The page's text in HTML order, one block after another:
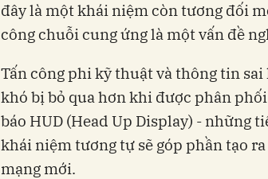
đây là một khái niệm còn tương đối
công chuỗi cung ứng là một vấn đề
Tấn công phi kỹ thuật và thông tin
khó bị bỏ qua hơn khi được phân
báo HUD (Head Up Display) - những
khái niệm tương tự sẽ góp phần tạo
mạng mới.